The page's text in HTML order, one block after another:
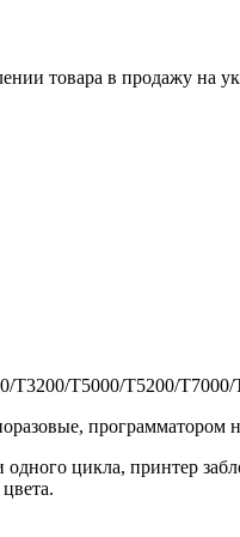
товара в продажу на
T5000/T5200/T7000/
программатором
цикла, принтер